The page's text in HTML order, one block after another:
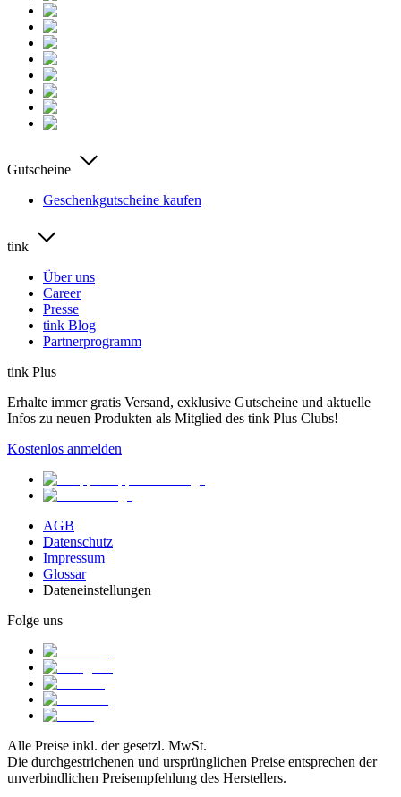
Gutscheine
Geschenkgutscheine kaufen
tink
Über uns
Career
Presse
tink Blog
Partnerprogramm
tink Plus
Erhalte immer gratis Versand, exklusive Gutscheine und aktuelle
Infos zu neuen Produkten als Mitglied des tink Plus Clubs!
Kostenlos anmelden
AGB
Datenschutz
Impressum
Glossar
Dateneinstellungen
Folge uns
Alle Preise inkl. der gesetzl. MwSt.
Die durchgestrichenen und ursprünglichen Preise entsprechen der
unverbindlichen Preisempfehlung des Herstellers.